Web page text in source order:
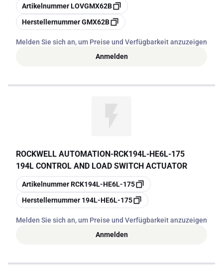
Kopieren
ArtikelnummerLOVGMX62B
Kopieren
HerstellernummerGMX62B
Melden Sie sich an, um Preise und Verfügbarkeit anzuzeigen
Anmelden
ROCKWELL AUTOMATION-RCK194L-HE6L-175
194L CONTROL AND LOAD SWITCH ACTUATOR
Kopieren
ArtikelnummerRCK194L-HE6L-175
Kopieren
Herstellernummer 194L-HE6L-175
Melden Sie sich an, um Preise und Verfügbarkeit anzuzeigen
Anmelden